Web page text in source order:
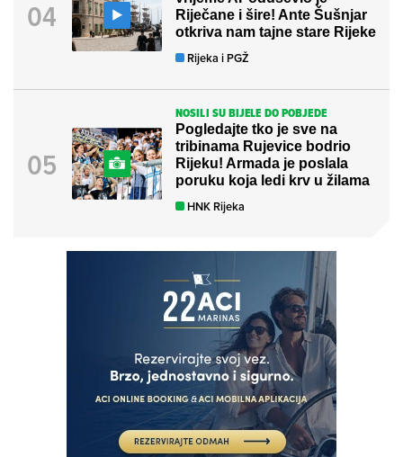
Riječane i šire! Ante Šušnjar
otkriva nam tajne stare Rijeke
Rijeka i PGŽ
NOSILI SU BIJELE DO POBJEDE
Pogledajte tko je sve na
tribinama Rujevice bodrio
Rijeku! Armada je poslala
poruku koja ledi krv u žilama
HNK Rijeka